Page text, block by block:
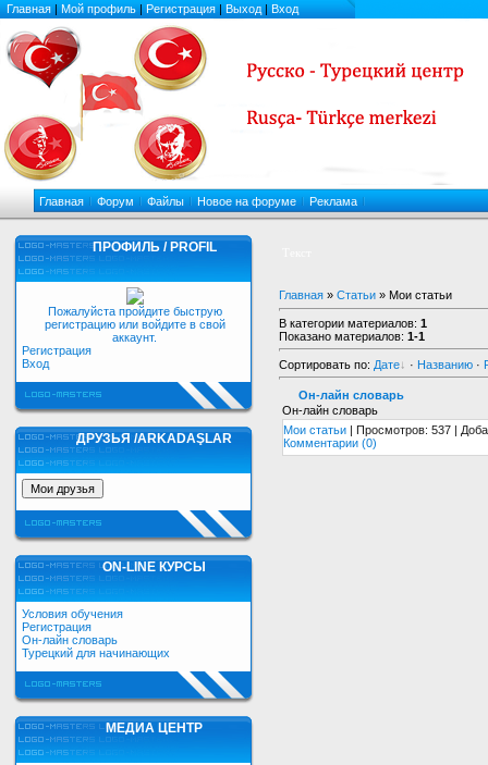
Главная | Мой профиль | Регистрация | Выход | Вход
Главная Форум Файлы Новое на форуме Реклама
ПРОФИЛЬ / PROFIL
Пожалуйста пройдите быструю
регистрацию или войдите в свой
аккаунт.
Регистрация
Вход
ДРУЗЬЯ /ARKADAŞLAR
ON-LINE КУРСЫ
Условия обучения
Регистрация
Он-лайн словарь
Турецкий для начинающих
МЕДИА ЦЕНТР
Главная » Статьи » Мои статьи
В категории материалов: 1
Показано материалов: 1-1
Сортировать по: Дате · Названию ·
Он-лайн словарь
Он-лайн словарь
Мои статьи | Просмотров: 537 |
Комментарии (0)